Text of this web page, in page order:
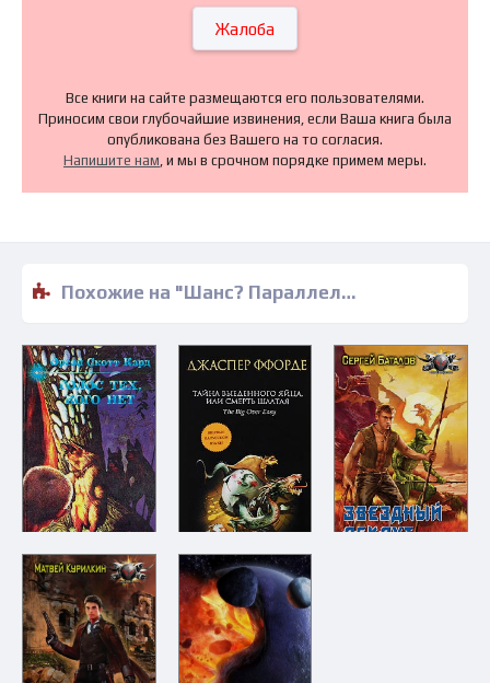
Жалоба
Все книги на сайте размещаются его пользователями.
Приносим свои глубочайшие извинения, если Ваша книга была
опубликована без Вашего на то согласия.
Напишите нам , и мы в срочном порядке примем меры.
Похожие на "Шанс? Параллельный переход - Василий Кононюк" книги читать бесплатно полные версии